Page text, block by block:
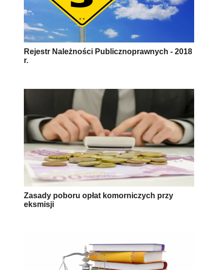
Rejestr Należności Publicznoprawnych - 2018
r.
Zasady poboru opłat komorniczych przy
eksmisji